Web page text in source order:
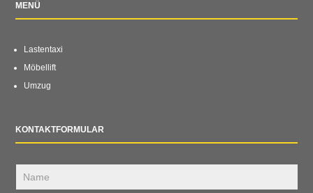
MENÜ
Lastentaxi
Möbellift
Umzug
KONTAKTFORMULAR